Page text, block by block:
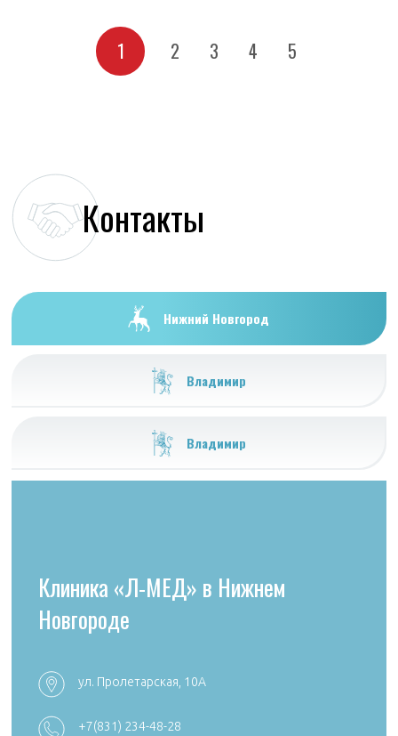
1 2 3 4 5
Контакты
Нижний Новгород
Владимир
Владимир
+7 (4922) 38-30-00 +7 (4922) 44-24-78
Клиника «Л-МЕД» в Нижнем
Новгороде
ул. Пролетарская, 10А
+7(831) 234-48-28